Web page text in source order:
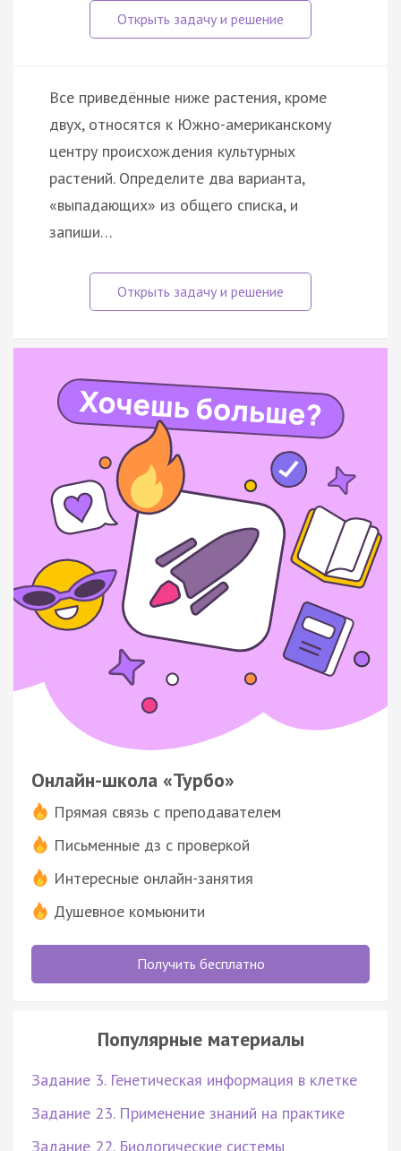
Все приведённые ниже растения, кроме
двух, относятся к Южно-американскому
центру происхождения культурных
растений. Определите два варианта,
«выпадающих» из общего списка, и
запиши…
Онлайн-школа «Турбо»
Прямая связь с преподавателем
Письменные дз с проверкой
Интересные онлайн-занятия
Душевное комьюнити
Получить бесплатно
Популярные материалы
Задание 3. Генетическая информация в клетке
Задание 23. Применение знаний на практике
Задание 22. Биологические системы